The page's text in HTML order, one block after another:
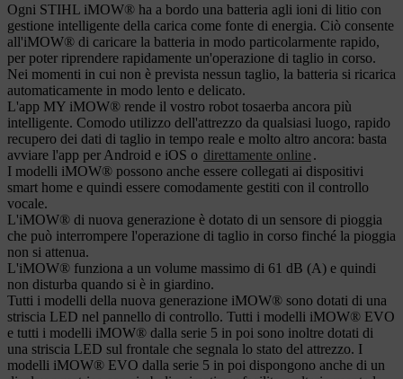
Ogni STIHL iMOW® ha a bordo una batteria agli ioni di litio con
gestione intelligente della carica come fonte di energia. Ciò consente
all'iMOW® di caricare la batteria in modo particolarmente rapido,
per poter riprendere rapidamente un'operazione di taglio in corso.
Nei momenti in cui non è prevista nessun taglio, la batteria si ricarica
automaticamente in modo lento e delicato.
L'app MY iMOW® rende il vostro robot tosaerba ancora più
intelligente. Comodo utilizzo dell'attrezzo da qualsiasi luogo, rapido
recupero dei dati di taglio in tempo reale e molto altro ancora: basta
avviare l'app per Android e iOS o direttamente online.
I modelli iMOW® possono anche essere collegati ai dispositivi
smart home e quindi essere comodamente gestiti con il controllo
vocale.
L'iMOW® di nuova generazione è dotato di un sensore di pioggia
che può interrompere l'operazione di taglio in corso finché la pioggia
non si attenua.
L'iMOW® funziona a un volume massimo di 61 dB (A) e quindi
non disturba quando si è in giardino.
Tutti i modelli della nuova generazione iMOW® sono dotati di una
striscia LED nel pannello di controllo. Tutti i modelli iMOW® EVO
e tutti i modelli iMOW® dalla serie 5 in poi sono inoltre dotati di
una striscia LED sul frontale che segnala lo stato del attrezzo. I
modelli iMOW® EVO dalla serie 5 in poi dispongono anche di un